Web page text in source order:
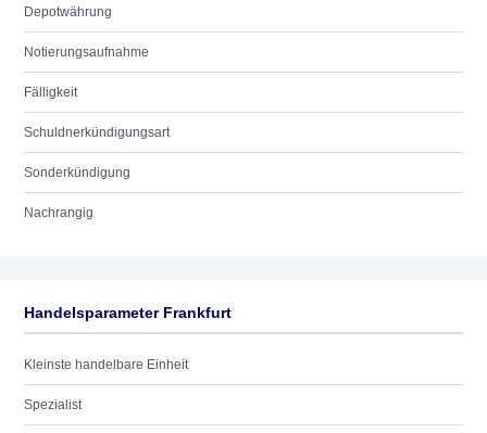
Depotwährung
Notierungsaufnahme
Fälligkeit
Schuldnerkündigungsart
Sonderkündigung
Nachrangig
Handelsparameter Frankfurt
Kleinste handelbare Einheit
Spezialist